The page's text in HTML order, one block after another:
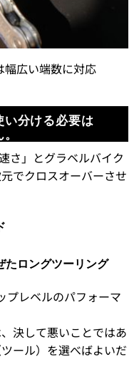
幅広い端数に対応
い分ける必要は
さ」とグラベルバイク
でクロスオーバーさせ
ロングツーリング
プレベルのパフォーマ
決して悪いことではあ
ール）を選べばよいだ